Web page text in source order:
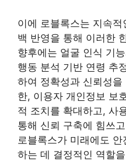
이에 로블록스는 지속
백 반영을 통해 이러한
향후에는 얼굴 인식 기
행동 분석 기반 연령 추
하여 정확성과 신뢰성
한, 이용자 개인정보 보
적 조치를 확대하고, 사
통해 신뢰 구축에 힘쓰
로블록스가 미래에도
하는 데 결정적인 역할